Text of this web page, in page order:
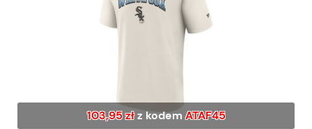
103,95 złz kodemATAF45